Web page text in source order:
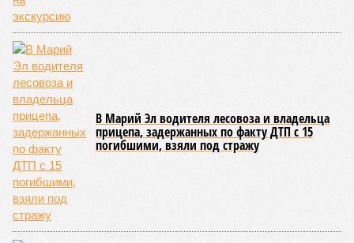
В Марий Эл водителя лесовоза и владельца
прицепа, задержанных по факту ДТП с 15
погибшими, взяли под стражу